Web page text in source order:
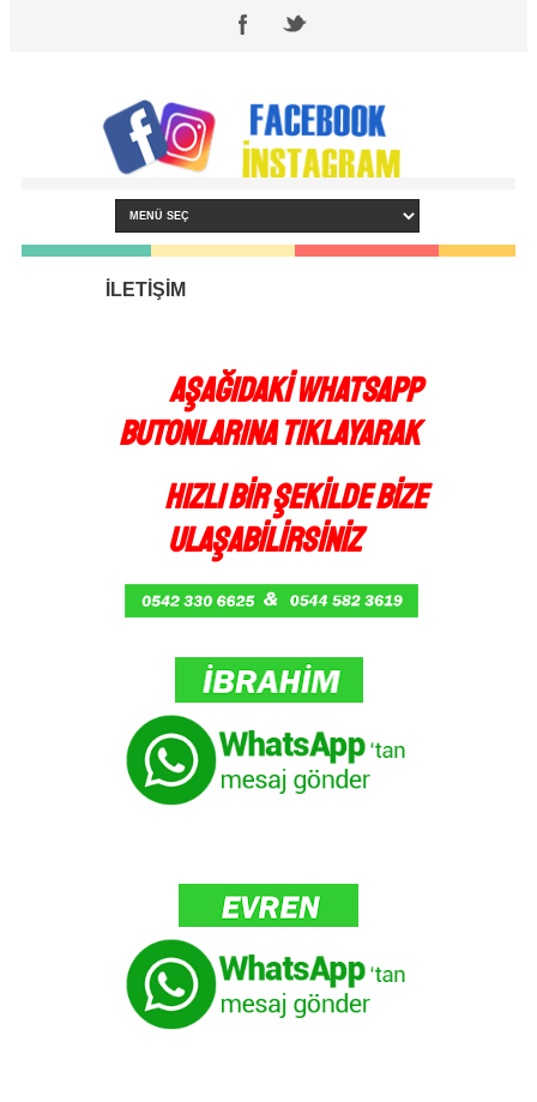
­İLETİŞİM
AŞAĞIDAKİ WHATSAPP
BUTONLARINA TIKLAYARAK
HIZLI BİR ŞEKİLDE BİZE
ULAŞABİLİRSİNİZ